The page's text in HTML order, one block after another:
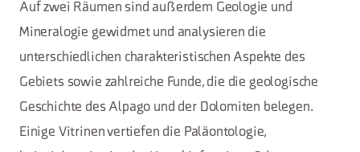
Auf zwei Räumen sind außerdem Geologie und
Mineralogie gewidmet und analysieren die
unterschiedlichen charakteristischen Aspekte des
Gebiets sowie zahlreiche Funde, die die geologische
Geschichte des Alpago und der Dolomiten belegen.
Einige Vitrinen vertiefen die Paläontologie,